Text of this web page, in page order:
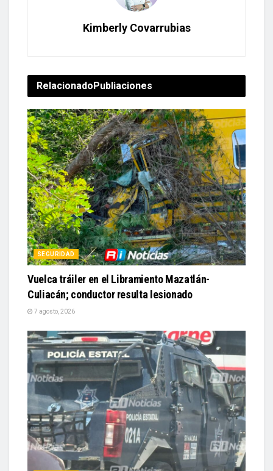
Kimberly Covarrubias
RelacionadoPubliaciones
SEGURIDAD
Vuelca tráiler en el Libramiento Mazatlán-
Culiacán; conductor resulta lesionado
7 agosto, 2026